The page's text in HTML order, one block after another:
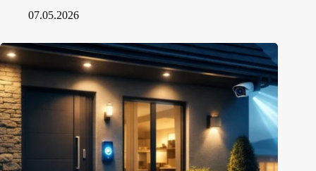
07.05.2026